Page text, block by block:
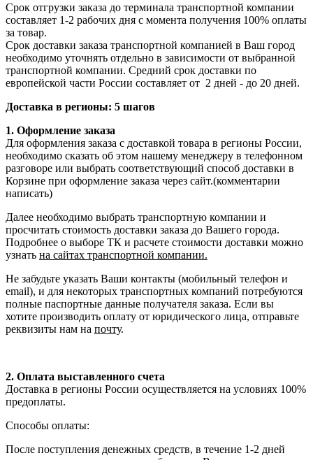
Срок отгрузки заказа до терминала транспортной компании
составляет 1-2 рабочих дня с момента получения 100% оплаты
за товар.
Срок доставки заказа транспортной компанией в Ваш город
необходимо уточнять отдельно в зависимости от выбранной
транспортной компании. Средний срок доставки по
европейской части России составляет от 2 дней - до 20 дней.
Доставка в регионы: 5 шагов
1. Оформление заказа
Для оформления заказа с доставкой товара в регионы России,
необходимо сказать об этом нашему менеджеру в телефонном
разговоре или выбрать соответствующий способ доставки в
Корзине при оформление заказа через сайт.(комментарии
написать)
Далее необходимо выбрать транспортную компании и
просчитать стоимость доставки заказа до Вашего города.
Подробнее о выборе ТК и расчете стоимости доставки можно
узнать на сайтах транспортной компании.
Не забудьте указать Ваши контакты (мобильный телефон и
email), и для некоторых транспортных компаний потребуются
полные паспортные данные получателя заказа. Если вы
хотите производить оплату от юридического лица, отправьте
реквизиты нам на почту.
2. Оплата выставленного счета
Доставка в регионы России осуществляется на условиях 100%
предоплаты.
Способы оплаты:
После поступления денежных средств, в течение 1-2 дней